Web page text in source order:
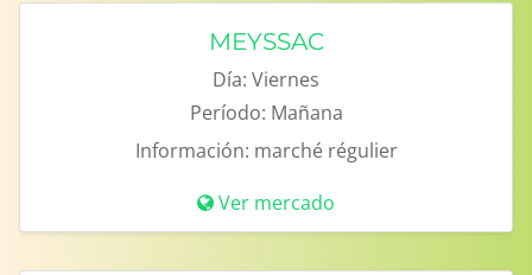
MEYSSAC
Día: Viernes
Período: Mañana
Información: marché régulier
Ver mercado